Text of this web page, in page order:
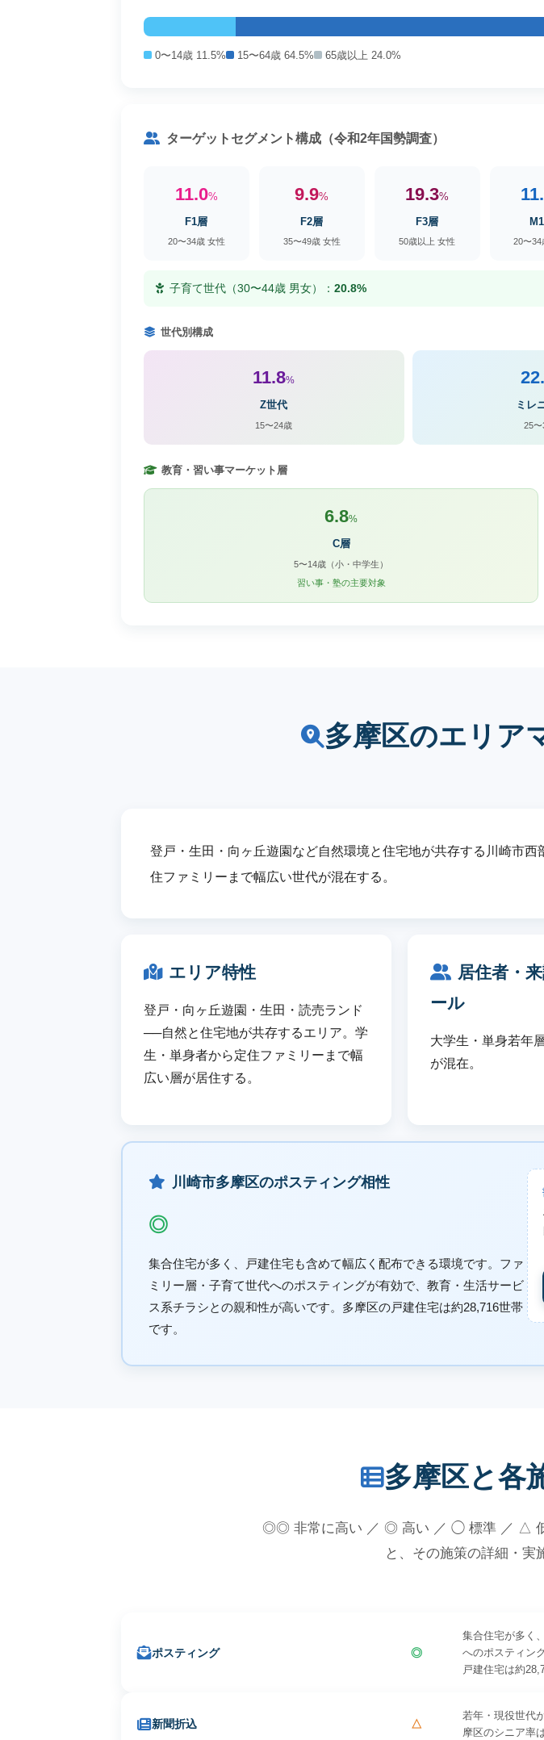
0〜14歳 11.5% 15〜64歳 64.5% 65歳以上 24.0%
ターゲットセグメント構成（令和2年国勢調査）
11.0%
F1層
20〜34歳 女性
9.9%
F2層
35〜49歳 女性
19.3%
F3層
50歳以上 女性 20〜34
子育て世代（30〜44歳 男女）： 20.8%
世代別構成
11.8%
Z世代
15〜24歳
ミレ
25〜
教育・習い事マーケット層
6.8%
C層
5〜14歳（小・中学生）
習い事・塾の主要対象
多摩区のエリア
登戸・生田・向ヶ丘遊園など自然環境と住宅地が共存する川崎市
住ファミリーまで幅広い世代が混在する。
エリア特性
登戸・向ヶ丘遊園・生田・読売ランド
──自然と住宅地が共存するエリア。学
生・単身者から定住ファミリーまで幅
広い層が居住する。
居住者・
ール
大学生・単身若年
が混在。
川崎市多摩区のポスティング相性
◎
集合住宅が多く、戸建住宅も含めて幅広く配布できる環境です。ファ
ミリー層・子育て世代へのポスティングが有効で、教育・生活サービ
ス系チラシとの親和性が高いです。多摩区の戸建住宅は約28,716世帯
です。
多摩区と各
◎◎ 非常に高い ／ ◎ 高い ／ ◯ 標準 ／ △
と、その施策の詳細・実
ポスティング ◎
集合住宅が多く
へのポスティン
戸建住宅は約
新聞折込 △
若年・現役世代
摩区のシニア率